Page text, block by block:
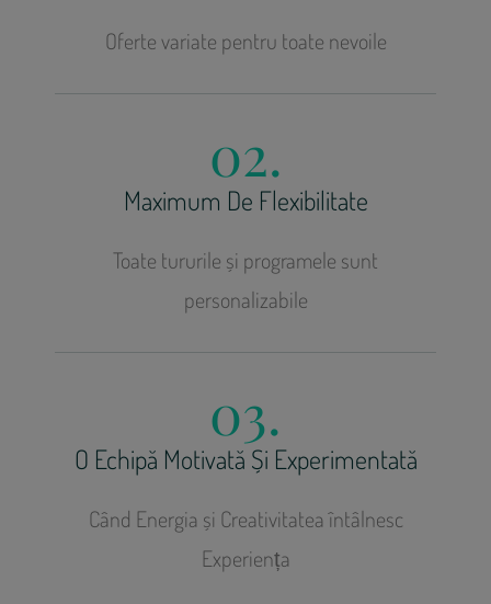
Oferte variate pentru toate nevoile
02.
Maximum De Flexibilitate
Toate tururile și programele sunt
personalizabile
03.
O Echipă Motivată Și Experimentată
Când Energia și Creativitatea întâlnesc
Experiența